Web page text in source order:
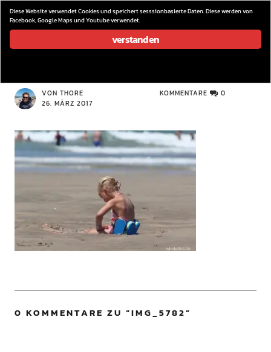
wieder los…
VON THORE
26. MÄRZ 2017
KOMMENTARE 0
0 KOMMENTARE ZU “IMG_5782”
Diese Website verwendet Cookies und speichert sesssionbasierte Daten. Diese werden von
Facebook, Google Maps und Youtube verwendet.
verstanden